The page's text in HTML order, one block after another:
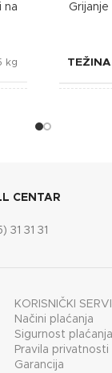
na
kg TEŽINA
CENTAR
31 31 31
KORISNIČKI
Načini plaćanja
Sigurnost plaćanja
Pravila privatnosti
Garancija